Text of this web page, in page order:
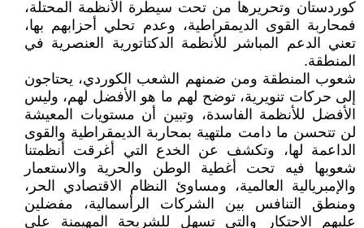
كوردستان وتحريرها من تحت سيطرة الأنظمة المحتلة،
فمحاربة القوى الديمقراطية، وعدم تحلي أحزابهم بها،
تعني الدعم المباشر للأنظمة الدكتاتورية العنصرية في
المنطقة.
شعوب المنطقة ومن ضمنهم الشعب الكوردي، يحتاجون
إلى حركات تنويرية، توضح لهم ما هو الأفضل لهم، وليس
الأفضل للأنظمة الفاسدة، وتبين أن مستويات المعيشة
لن تتحسن ما دامت ملتهية بمحاربة الديمقراطية والقوى
الداعمة لها، وتكشف عن الخدع التي أغرقت أنظمتنا
شعوبها فيه تحت أغطية الوطن والحرية والاستعمار
والإمبريالية العالمية، ومساوئ النظام الاقتصادي الحر،
ومنطق التنافس بين الشركات الرأسمالية، مفضلين
عليهم الاحتكار والتي تسهل للشريحة المهيمنة على